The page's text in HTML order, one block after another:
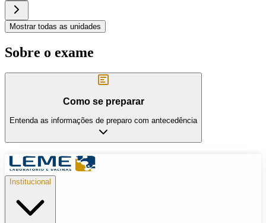
Mostrar todas as unidades
Sobre o exame
Como se preparar
Entenda as informações de preparo com antecedência
Institucional